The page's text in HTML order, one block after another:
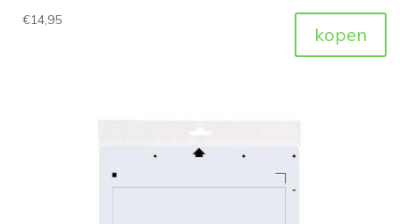
€14,95
kopen